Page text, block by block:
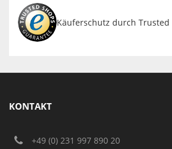
Käuferschutz durch Trusted
KONTAKT
+49 (0) 231 997 890 20